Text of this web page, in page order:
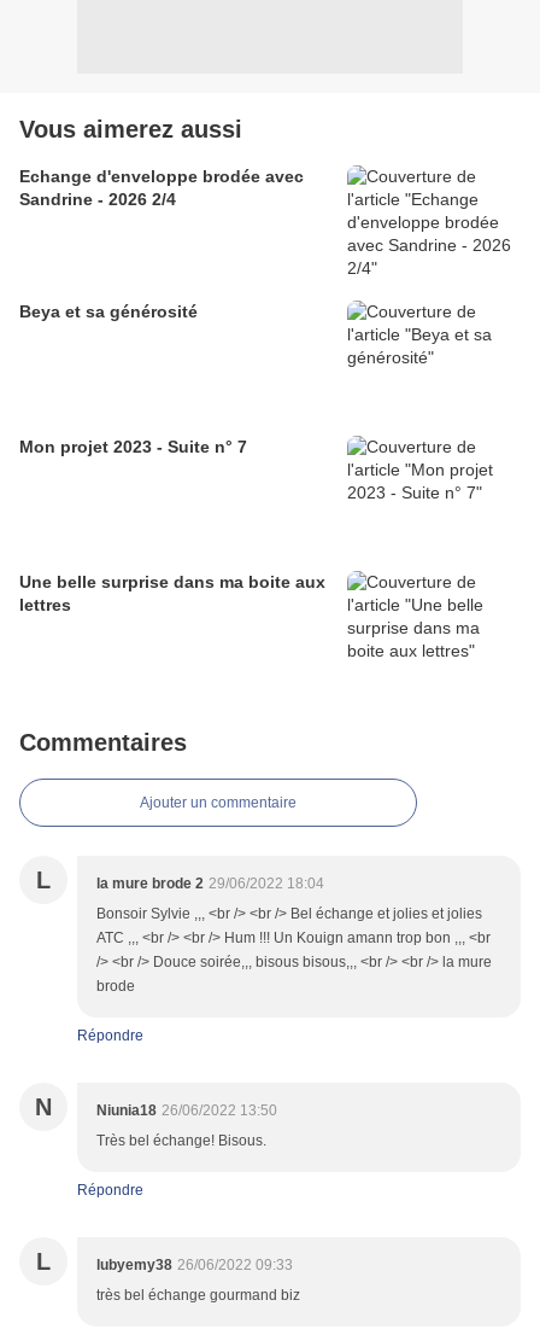
Vous aimerez aussi
Echange d'enveloppe brodée avec
Sandrine - 2026 2/4
Beya et sa générosité
Mon projet 2023 - Suite n° 7
Une belle surprise dans ma boite aux
lettres
Commentaires
Ajouter un commentaire
L la mure brode 2 29/06/2022 18:04
Bonsoir Sylvie ,,, <br /> <br /> Bel échange et jolies et jolies
ATC ,,, <br /> <br /> Hum !!! Un Kouign amann trop bon ,,, <br
/> <br /> Douce soirée,,, bisous bisous,,, <br /> <br /> la mure
brode
Répondre
N Niunia18 26/06/2022 13:50
Très bel échange! Bisous.
Répondre
L lubyemy38 26/06/2022 09:33
très bel échange gourmand biz